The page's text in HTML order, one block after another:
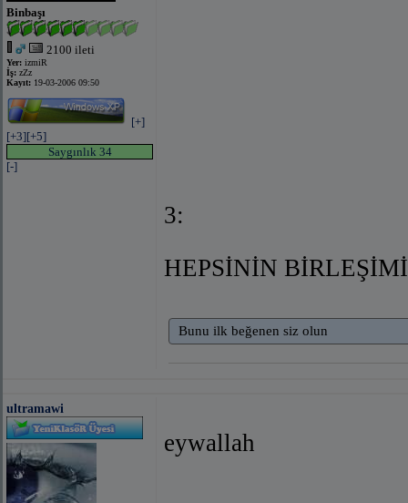
Binbaşı
2100 ileti
Yer: izmiR
İş: zZz
Kayıt: 19-03-2006 09:50
[+]
[+3][+5]
Saygınlık 34
[-]
3:
HEPSİNİN BİRLEŞİMİ
Bunu ilk beğenen siz olun
ultramawi
eywallah